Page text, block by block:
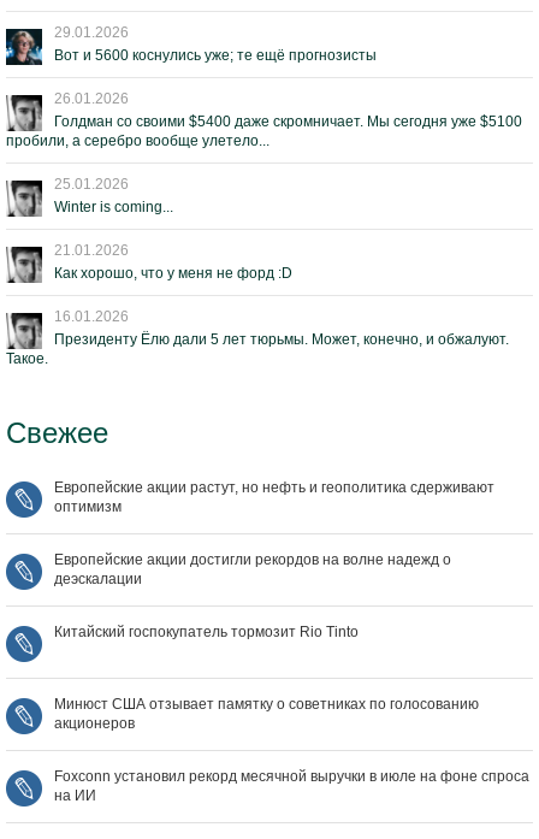
29.01.2026
Вот и 5600 коснулись уже; те ещё прогнозисты
26.01.2026
Голдман со своими $5400 даже скромничает. Мы сегодня уже $5100
пробили, а серебро вообще улетело...
25.01.2026
Winter is coming...
21.01.2026
Как хорошо, что у меня не форд :D
16.01.2026
Президенту Ёлю дали 5 лет тюрьмы. Может, конечно, и обжалуют.
Такое.
Свежее
Европейские акции растут, но нефть и геополитика сдерживают
оптимизм
Европейские акции достигли рекордов на волне надежд о
деэскалации
Китайский госпокупатель тормозит Rio Tinto
Минюст США отзывает памятку о советниках по голосованию
акционеров
Foxconn установил рекорд месячной выручки в июле на фоне спроса
на ИИ